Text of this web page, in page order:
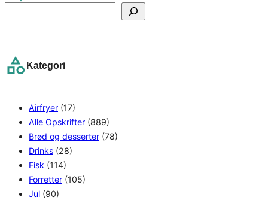
e
c
Kategori
Airfryer (17)
Alle Opskrifter (889)
Brød og desserter (78)
Drinks (28)
Fisk (114)
Forretter (105)
Jul (90)